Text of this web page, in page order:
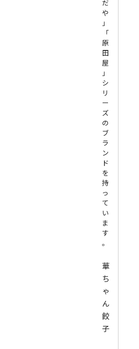
だ
や
」
「
原
田
屋
」
シ
リ
ー
ズ
の
ブ
ラ
ン
ド
を
持
っ
て
い
ま
す
。
華
ち
ゃ
ん
餃
子